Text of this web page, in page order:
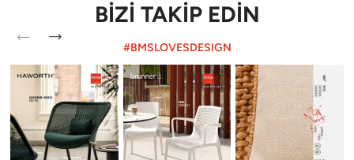
BİZİ TAKİP EDİN
#BMSLOVESDESIGN